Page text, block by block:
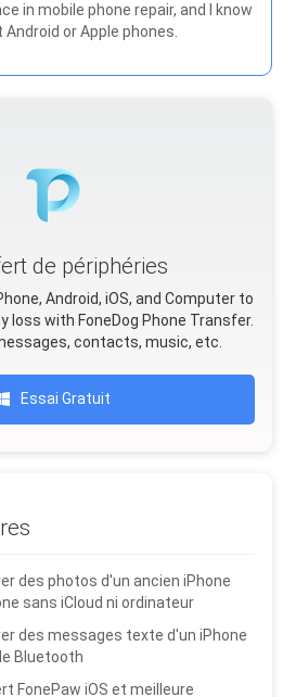
in mobile phone repair, and I know
or Apple phones.
de périphéries
Android, iOS, and Computer to
loss with FoneDog Phone Transfer.
contacts, music, etc.
Essai Gratuit
des photos d'un ancien iPhone
sans iCloud ni ordinateur
des messages texte d'un iPhone
Bluetooth
FonePaw iOS et meilleure